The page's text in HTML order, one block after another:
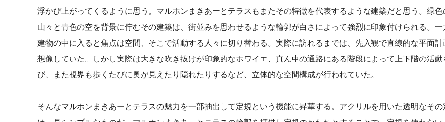
浮かび上がってくるように思う。マルホンまきあーとテラスもまたその特徴を代表するような建築だと思う。緑色
山々と青色の空を背景に佇むその建築は、街並みを思わせるような輪郭が白さによって強烈に印象付けられる。一
建物の中に入ると焦点は空間、そこで活動する人々に切り替わる。実際に訪れるまでは、先入観で直線的な平面計
想像していた。しかし実際は大きな吹き抜けが印象的なホワイエ、真ん中の通路にある階段によって上下階の活動
び、また視界も歩くたびに奥が見えたり隠れたりするなど、立体的な空間構成が行われていた。
そんなマルホンまきあーとテラスの魅力を一部抽出して定規という機能に昇華する。アクリルを用いた透明なその